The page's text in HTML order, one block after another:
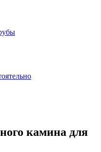
камина для